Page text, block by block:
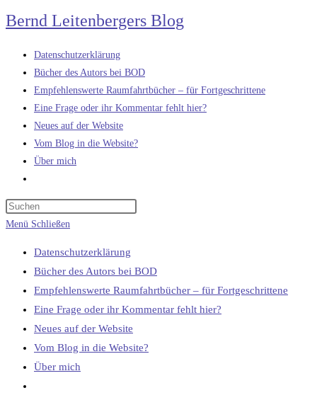
Zum
Inhalt
springen
Bernd Leitenbergers Blog
Datenschutzerklärung
Bücher des Autors bei BOD
Empfehlenswerte Raumfahrtbücher – für Fortgeschrittene
Eine Frage oder ihr Kommentar fehlt hier?
Neues auf der Website
Vom Blog in die Website?
Über mich
umschalten
Menü Schließen
Datenschutzerklärung
Bücher des Autors bei BOD
Empfehlenswerte Raumfahrtbücher – für Fortgeschrittene
Eine Frage oder ihr Kommentar fehlt hier?
Neues auf der Website
Vom Blog in die Website?
Über mich